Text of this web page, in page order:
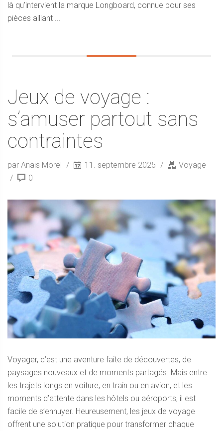
là qu’intervient la marque Longboard, connue pour ses
pièces alliant ...
Jeux de voyage :
s’amuser partout sans
contraintes
par Anais Morel 11. septembre 2025
Voyage
0
Voyager, c’est une aventure faite de découvertes, de
paysages nouveaux et de moments partagés. Mais entre
les trajets longs en voiture, en train ou en avion, et les
moments d’attente dans les hôtels ou aéroports, il est
facile de s’ennuyer. Heureusement, les jeux de voyage
offrent une solution pratique pour transformer chaque